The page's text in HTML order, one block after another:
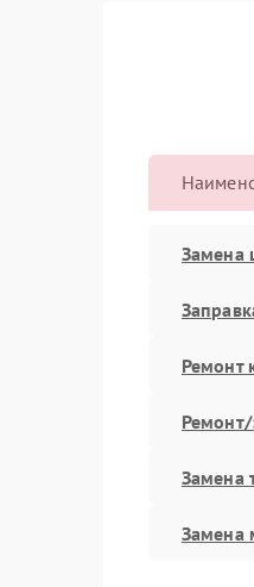
Замена
Ремонт
Замена
Замена